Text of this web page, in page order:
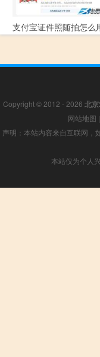
支付宝证件照随拍怎么
Copyright © 2012 - 2026 北
网站地图 |
声明：本站内容来自互联网，
本站仅为个人